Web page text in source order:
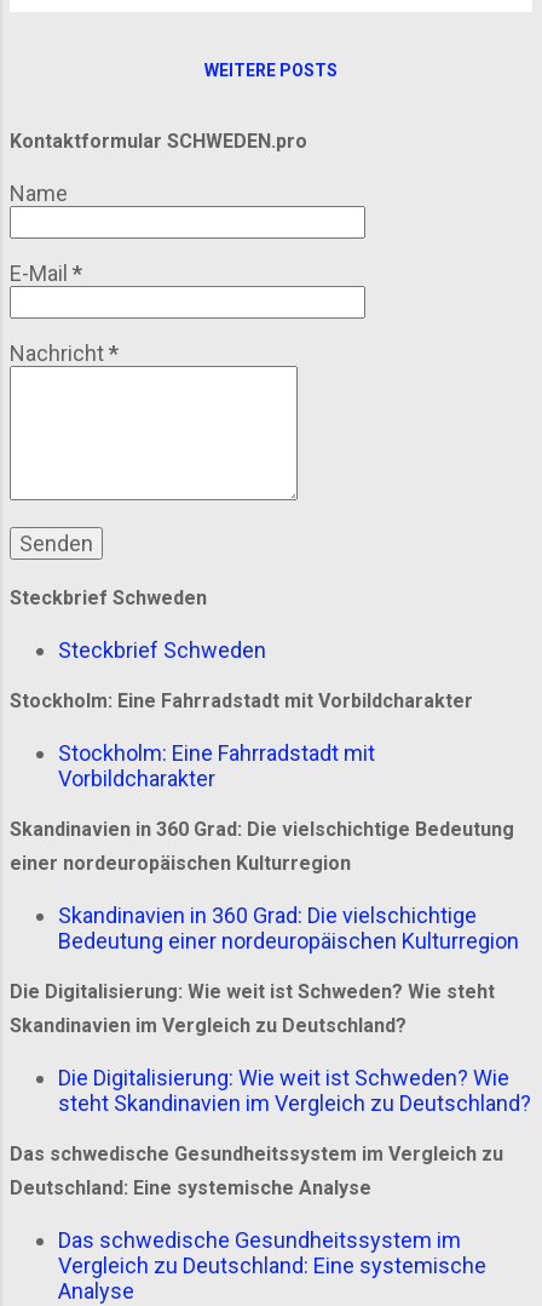
wir dich mit auf eine Reise durch die wichtigsten
Einschätzungen und eine FAQ-Sektion, falls du
Überblick: Messeschwerpunkt und Bedeutung
Schweden hat eine gut ausgebaute Messe-
Infrastruktur, insbesondere in Städten wie
Stockholm, Göteborg (Gothenburg) und
Jönköping. Ein wichtiger Veranstaltungsort ist
Elmia...
WEITERE POSTS
Kontaktformular SCHWEDEN.pro
Name
E-Mail *
Nachricht*
Steckbrief Schweden
Steckbrief Schweden
Stockholm: Eine Fahrradstadt mit Vorbildcharakter
Stockholm: Eine Fahrradstadt mit
Vorbildcharakter
Skandinavien in 360 Grad: Die vielschichtige Bedeutung
einer nordeuropäischen Kulturregion
Skandinavien in 360 Grad: Die vielschichtige
Bedeutung einer nordeuropäischen Kulturregion
Die Digitalisierung: Wie weit ist Schweden? Wie steht
Skandinavien im Vergleich zu Deutschland?
Die Digitalisierung: Wie weit ist Schweden? Wie
steht Skandinavien im Vergleich zu Deutschland?
Das schwedische Gesundheitssystem im Vergleich zu
Deutschland: Eine systemische Analyse
Das schwedische Gesundheitssystem im
Vergleich zu Deutschland: Eine systemische
Analyse